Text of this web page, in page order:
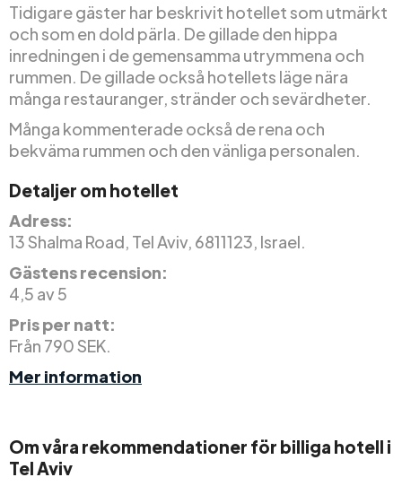
Tidigare gäster har beskrivit hotellet som utmärkt
och som en dold pärla. De gillade den hippa
inredningen i de gemensamma utrymmena och
rummen. De gillade också hotellets läge nära
många restauranger, stränder och sevärdheter.
Många kommenterade också de rena och
bekväma rummen och den vänliga personalen.
Detaljer om hotellet
Adress:
13 Shalma Road, Tel Aviv, 6811123, Israel.
Gästens recension:
4,5 av 5
Pris per natt:
Från 790 SEK.
Mer information
Om våra rekommendationer för billiga hotell i
Tel Aviv